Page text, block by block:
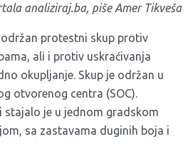
analiziraj.ba, piše Amer Tikveša
održan protestni skup protiv
ali i protiv uskraćivanja
okupljanje. Skup je održan u
otvorenog centra (SOC).
stajalo je u jednom gradskom
sa zastavama duginih boja i